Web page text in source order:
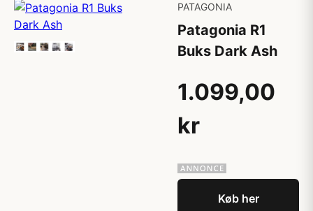
PATAGONIA
Patagonia R1
Buks Dark Ash
1.099,00
kr
Køb her